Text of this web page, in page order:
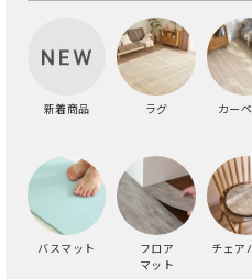
新着商品 ラグ カー
バスマット
フロア
マット
チェア